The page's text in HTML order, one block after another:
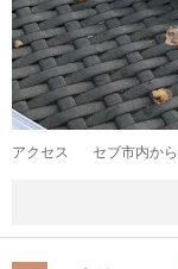
アクセス セブ市内か